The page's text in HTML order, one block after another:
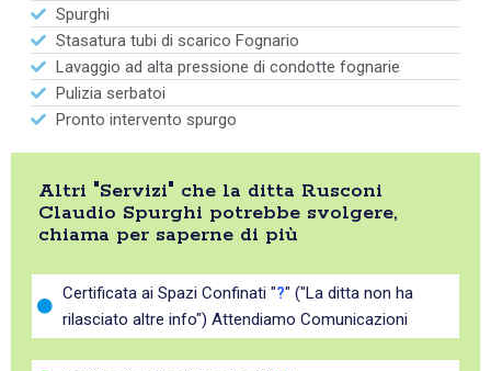
Spurghi
Stasatura tubi di scarico Fognario
Lavaggio ad alta pressione di condotte fognarie
Pulizia serbatoi
Pronto intervento spurgo
Altri "Servizi" che la ditta Rusconi
Claudio Spurghi potrebbe svolgere,
chiama per saperne di più
Certificata ai Spazi Confinati "?" ("La ditta non ha
rilasciato altre info") Attendiamo Comunicazioni